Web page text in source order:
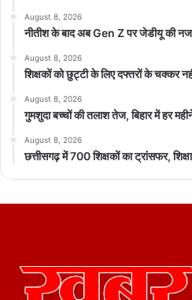
August 8, 2026
नीतीश के बाद अब Gen Z पर जेडीयू की नजर,
August 8, 2026
शिक्षकों को छुट्टी के लिए दफ्तरों के चक्कर
August 8, 2026
गुमशुदा बच्चों की तलाश तेज, बिहार में हर
August 8, 2026
छत्तीसगढ़ में 700 शिक्षकों का ट्रांसफर,